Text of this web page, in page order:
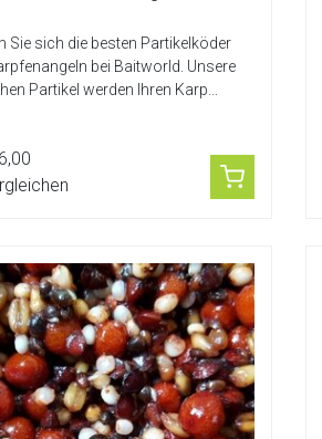
Sie sich die besten Partikelköder
bei Baitworld. Unsere
Partikel werden Ihren Karp...